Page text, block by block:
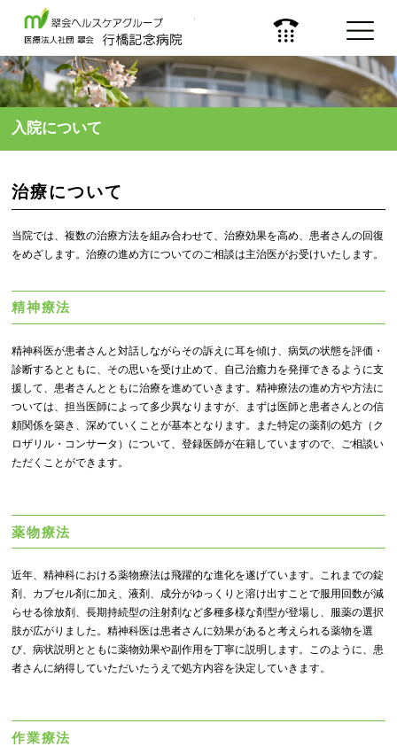
入院について
治療について
当院では、複数の治療方法を組み合わせて、治療効果を高め、患者さんの回復
をめざします。治療の進め方についてのご相談は主治医がお受けいたします。
精神療法
精神科医が患者さんと対話しながらその訴えに耳を傾け、病気の状態を評価・
診断するとともに、その思いを受け止めて、自己治癒力を発揮できるように支
援して、患者さんとともに治療を進めていきます。精神療法の進め方や方法に
ついては、担当医師によって多少異なりますが、まずは医師と患者さんとの信
頼関係を築き、深めていくことが基本となります。また特定の薬剤の処方（ク
ロザリル・コンサータ）について、登録医師が在籍していますので、ご相談い
ただくことができます。
薬物療法
近年、精神科における薬物療法は飛躍的な進化を遂げています。これまでの錠
剤、カプセル剤に加え、液剤、成分がゆっくりと溶け出すことで服用回数が減
らせる徐放剤、長期持続型の注射剤など多種多様な剤型が登場し、服薬の選択
肢が広がりました。精神科医は患者さんに効果があると考えられる薬物を選
び、病状説明とともに薬物効果や副作用を丁寧に説明します。このように、患
者さんに納得していただいたうえで処方内容を決定していきます。
作業療法